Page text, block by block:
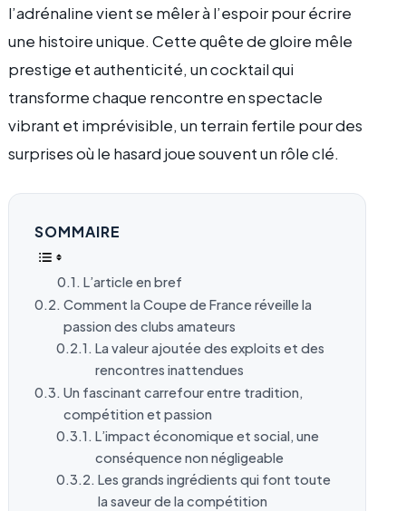
l’adrénaline vient se mêler à l’espoir pour écrire
une histoire unique. Cette quête de gloire mêle
prestige et authenticité, un cocktail qui
transforme chaque rencontre en spectacle
vibrant et imprévisible, un terrain fertile pour des
surprises où le hasard joue souvent un rôle clé.
SOMMAIRE
L’article en bref
Comment la Coupe de France réveille la
passion des clubs amateurs
La valeur ajoutée des exploits et des
rencontres inattendues
Un fascinant carrefour entre tradition,
compétition et passion
L’impact économique et social, une
conséquence non négligeable
Les grands ingrédients qui font toute
la saveur de la compétition